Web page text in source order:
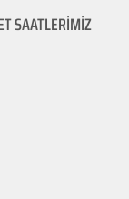
SAATLERİMİZ